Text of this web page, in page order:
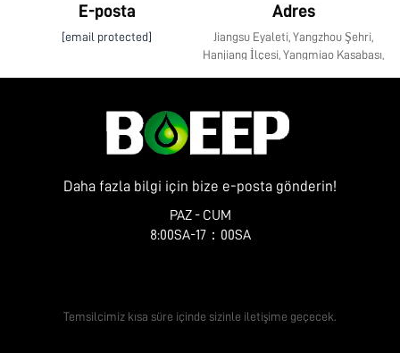
E-posta
[email protected]
Adres
Jiangsu Eyaleti, Yangzhou Şehri,
Hanjiang İlçesi, Yangmiao Kasabası,
Daha fazla bilgi için bize e-posta gönderin!
PAZ - CUM
8:00SA-17：00SA
Temsilcimiz kısa süre içinde sizinle iletişime geçecek.